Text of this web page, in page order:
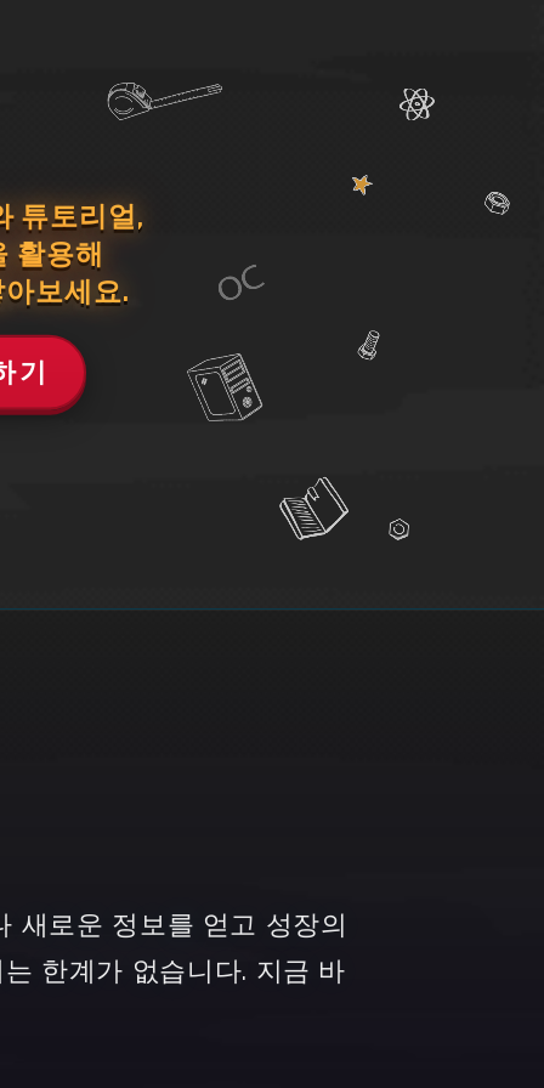
튜토리얼,
활용해
보세요.
기
새로운 정보를 얻고 성장의
한계가 없습니다. 지금 바